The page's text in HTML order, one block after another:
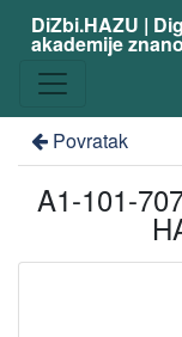
DiZbi.HAZU |
akademije
Povratak
A1-101-